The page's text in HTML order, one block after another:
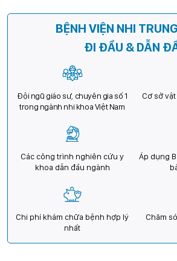
BỆNH VIỆN NHI
ĐI ĐẦU & DẪN
Đội ngũ giáo sư, chuyên gia số 1
trong ngành nhi khoa Việt Nam
Cơ sở
Các công trình nghiên cứu y
khoa dẫn đầu ngành
Áp dụng
Chi phí khám chữa bệnh hợp lý
nhất
Chăm